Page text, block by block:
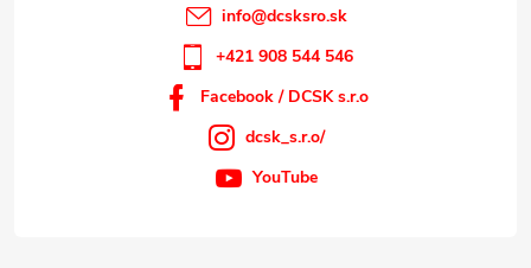
info@dcsksro.sk
+421 908 544 546
Facebook / DCSK s.r.o
dcsk_s.r.o/
YouTube